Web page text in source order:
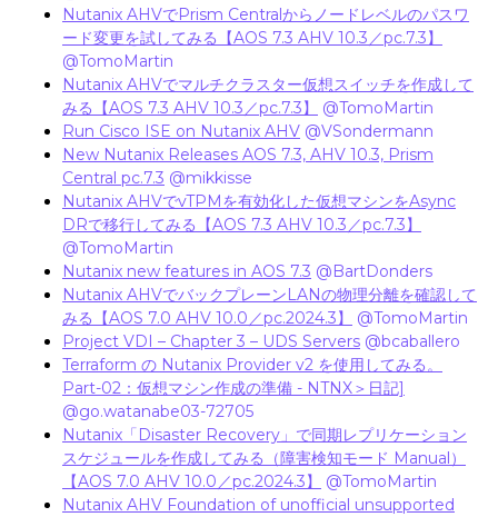
Nutanix AHVでPrism Centralからノードレベルのパスワ
ード変更を試してみる【AOS 7.3 AHV 10.3／pc.7.3】
@TomoMartin
Nutanix AHVでマルチクラスター仮想スイッチを作成して
みる【AOS 7.3 AHV 10.3／pc.7.3】
@TomoMartin
Run Cisco ISE on Nutanix AHV @VSondermann
New Nutanix Releases AOS 7.3, AHV 10.3, Prism
Central pc.7.3 @mikkisse
Nutanix AHVでvTPMを有効化した仮想マシンをAsync
DRで移行してみる【AOS 7.3 AHV 10.3／pc.7.3】
@TomoMartin
Nutanix new features in AOS 7.3 @BartDonders
Nutanix AHVでバックプレーンLANの物理分離を確認して
みる【AOS 7.0 AHV 10.0／pc.2024.3】
@TomoMartin
Project VDI – Chapter 3 – UDS Servers @bcaballero
Terraform の Nutanix Provider v2 を使用してみる。
Part-02：仮想マシン作成の準備 - NTNX＞日記]
@go.watanabe03-72705
Nutanix「Disaster Recovery」で同期レプリケーション
スケジュールを作成してみる（障害検知モード Manual）
【AOS 7.0 AHV 10.0／pc.2024.3】
@TomoMartin
Nutanix AHV Foundation of unofficial unsupported